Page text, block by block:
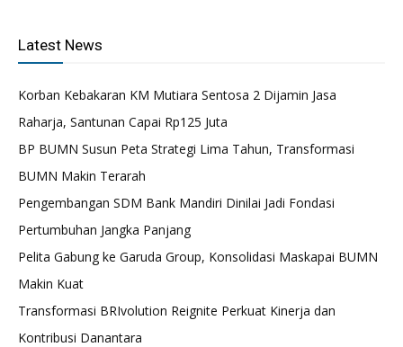
Latest News
Korban Kebakaran KM Mutiara Sentosa 2 Dijamin Jasa
Raharja, Santunan Capai Rp125 Juta
BP BUMN Susun Peta Strategi Lima Tahun, Transformasi
BUMN Makin Terarah
Pengembangan SDM Bank Mandiri Dinilai Jadi Fondasi
Pertumbuhan Jangka Panjang
Pelita Gabung ke Garuda Group, Konsolidasi Maskapai BUMN
Makin Kuat
Transformasi BRIvolution Reignite Perkuat Kinerja dan
Kontribusi Danantara